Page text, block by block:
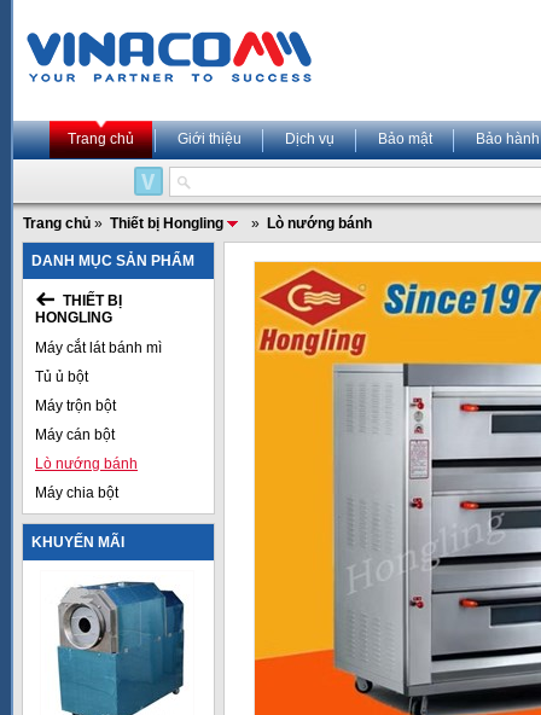
Trang chủ Giới thiệu Dịch vụ Bảo mật Bảo hành
Trang chủ » Thiết bị Hongling » Lò nướng bánh
DANH MỤC SẢN PHẨM
THIẾT BỊ
HONGLING
Máy cắt lát bánh mì
Tủ ủ bột
Máy trộn bột
Máy cán bột
Lò nướng bánh
Máy chia bột
KHUYẾN MÃI